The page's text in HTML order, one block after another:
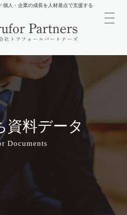
個人・企業の成長を人材基点で支援する
資料データ